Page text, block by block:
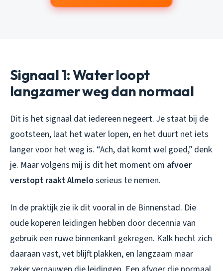
Signaal 1: Water loopt
langzamer weg dan normaal
Dit is het signaal dat iedereen negeert. Je staat bij de
gootsteen, laat het water lopen, en het duurt net iets
langer voor het weg is. “Ach, dat komt wel goed,” denk
je. Maar volgens mij is dit het moment om afvoer
verstopt raakt Almelo serieus te nemen.
In de praktijk zie ik dit vooral in de Binnenstad. Die
oude koperen leidingen hebben door decennia van
gebruik een ruwe binnenkant gekregen. Kalk hecht zich
daaraan vast, vet blijft plakken, en langzaam maar